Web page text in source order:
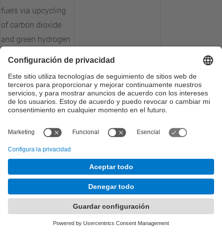
fuels via upcycling
of carbon dioxide
and green hydrogen
4D Printing of
Bioresorbable and
Memory Polymeric
Stents
Escalat del mínim
solució compacta
de generació
MNT-Solar